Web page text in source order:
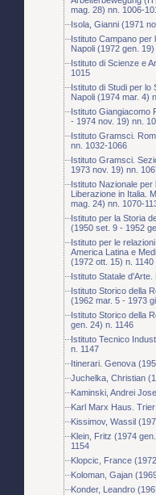
mag. 28) nn. 1006-
Isola, Gianni (1971
Istituto Campano per
Napoli (1972 gen.
Istituto di Scienze e
1015
Istituto di Studi per lo
Napoli (1974 mar. 4)
Istituto Giangiacomo
- 1974 nov. 19) nn.
Istituto Gramsci.
nn. 1032-1066
Istituto Gramsci.
1973 nov. 19) nn.
Istituto Nazionale per
Liberazione in Italia.
mag. 24) nn. 1070-
Istituto per la Storia
(1950 set. 9 - 1952
Istituto per le
America Latina e
(1972 ott. 15) n. 1140
Istituto Statale
Istituto Storico della
(1962 mar. 5 - 1973
Istituto Storico della
gen. 24) n. 1146
Istituto Tecnico
n. 1147
Itinerari. Genova
Juchelka, Christian
Kaminski, Andrei
Karl Marx Haus.
Kissimov, Wassil
Klein, Fritz (1974
1154
Klopcic, France
Koloman, Gajan
Konder, Leandro